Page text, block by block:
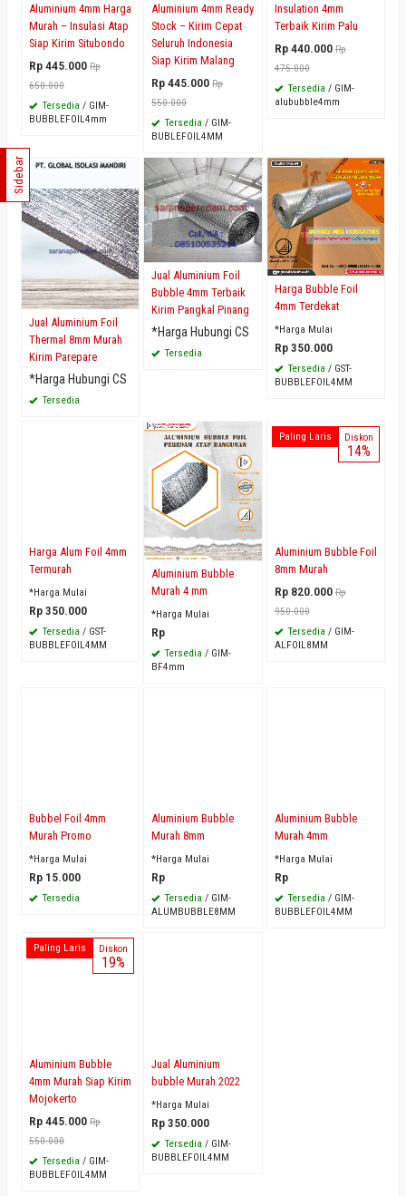
Aluminium 4mm Harga
Murah – Insulasi Atap
Siap Kirim Situbondo
Rp 445.000 Rp
650.000
Tersedia / GIM-
BUBBLEFOIL4mm
Aluminium 4mm Ready
Stock – Kirim Cepat
Seluruh Indonesia
Siap Kirim Malang
Rp 445.000 Rp
550.000
Tersedia / GIM-
BUBLEFOIL4MM
Insulation 4mm
Terbaik Kirim Palu
Rp 440.000 Rp
475.000
Tersedia / GIM-
alububble4mm
Jual Aluminium Foil
Thermal 8mm Murah
Kirim Parepare
*Harga Hubungi CS
Tersedia
Jual Aluminium Foil
Bubble 4mm Terbaik
Kirim Pangkal Pinang
*Harga Hubungi CS
Tersedia
Harga Bubble Foil
4mm Terdekat
*Harga Mulai
Rp 350.000
Tersedia / GST-
BUBBLEFOIL4MM
Harga Alum Foil 4mm
Termurah
*Harga Mulai
Rp 350.000
Tersedia / GST-
BUBBLEFOIL4MM
Aluminium Bubble
Murah 4 mm
*Harga Mulai
Rp
Tersedia / GIM-
BF4mm
Paling Laris Diskon
14%
Aluminium Bubble Foil
8mm Murah
Rp 820.000 Rp
950.000
Tersedia / GIM-
ALFOIL8MM
Bubbel Foil 4mm
Murah Promo
*Harga Mulai
Rp 15.000
Tersedia
Aluminium Bubble
Murah 8mm
*Harga Mulai
Rp
Tersedia / GIM-
ALUMBUBBLE8MM
Aluminium Bubble
Murah 4mm
*Harga Mulai
Rp
Tersedia / GIM-
BUBBLEFOIL4MM
Paling Laris Diskon
19%
Aluminium Bubble
4mm Murah Siap Kirim
Mojokerto
Rp 445.000 Rp
550.000
Tersedia / GIM-
BUBBLEFOIL4MM
Jual Aluminium
bubble Murah 2022
*Harga Mulai
Rp 350.000
Tersedia / GIM-
BUBBLEFOIL4MM
Sidebar